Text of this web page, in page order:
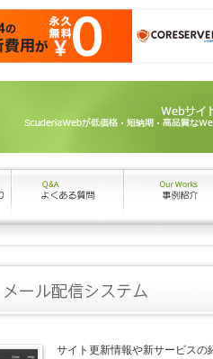
サイト更新情報や新サービスの